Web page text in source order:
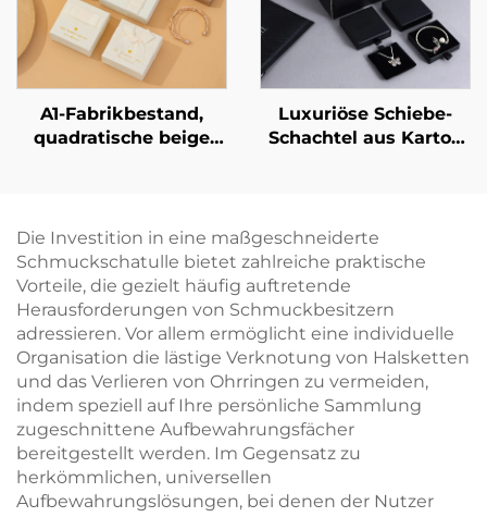
Großhandelsverfügbarkeit
Halsketten und Ringe
A1-Fabrikbestand,
quadratische beige
Halsketten und
Armbänder,
Geschenkbox,
Großhandel
Luxuriöse Schiebe-
Schachtel aus Karton
Bandgriff zur
Verpackung von
Halsketten, Ringen,
Ohrringen und
Armbändern
Die Investition in eine maßgeschneiderte
Schmuckschatulle bietet zahlreiche praktische
Vorteile, die gezielt häufig auftretende
Herausforderungen von Schmuckbesitzern
adressieren. Vor allem ermöglicht eine individuelle
Organisation die lästige Verknotung von Halsketten
und das Verlieren von Ohrringen zu vermeiden,
indem speziell auf Ihre persönliche Sammlung
zugeschnittene Aufbewahrungsfächer
bereitgestellt werden. Im Gegensatz zu
herkömmlichen, universellen
Aufbewahrungslösungen, bei denen der Nutzer